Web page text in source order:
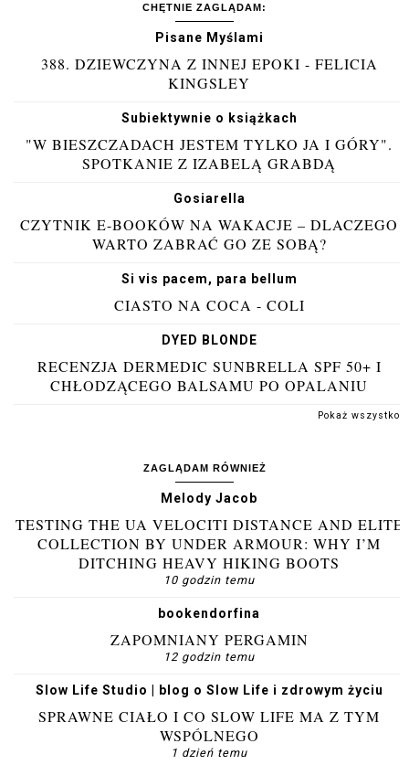
CHĘTNIE ZAGLĄDAM:
Pisane Myślami
388. DZIEWCZYNA Z INNEJ EPOKI - FELICIA
KINGSLEY
Subiektywnie o książkach
"W BIESZCZADACH JESTEM TYLKO JA I GÓRY".
SPOTKANIE Z IZABELĄ GRABDĄ
Gosiarella
CZYTNIK E-BOOKÓW NA WAKACJE – DLACZEGO
WARTO ZABRAĆ GO ZE SOBĄ?
Si vis pacem, para bellum
CIASTO NA COCA - COLI
DYED BLONDE
RECENZJA DERMEDIC SUNBRELLA SPF 50+ I
CHŁODZĄCEGO BALSAMU PO OPALANIU
Pokaż wszystko
ZAGLĄDAM RÓWNIEŻ
Melody Jacob
TESTING THE UA VELOCITI DISTANCE AND ELITE
COLLECTION BY UNDER ARMOUR: WHY I’M
DITCHING HEAVY HIKING BOOTS
10 godzin temu
bookendorfina
ZAPOMNIANY PERGAMIN
12 godzin temu
Slow Life Studio | blog o Slow Life i zdrowym życiu
SPRAWNE CIAŁO I CO SLOW LIFE MA Z TYM
WSPÓLNEGO
1 dzień temu